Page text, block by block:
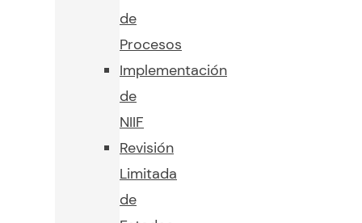
de
Procesos
Implementación
de
NIIF
Revisión
Limitada
de